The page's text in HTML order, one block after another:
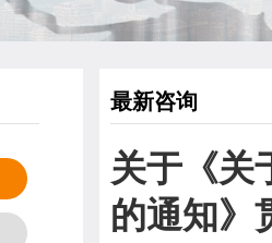
最新咨询
关于《关
的通知》